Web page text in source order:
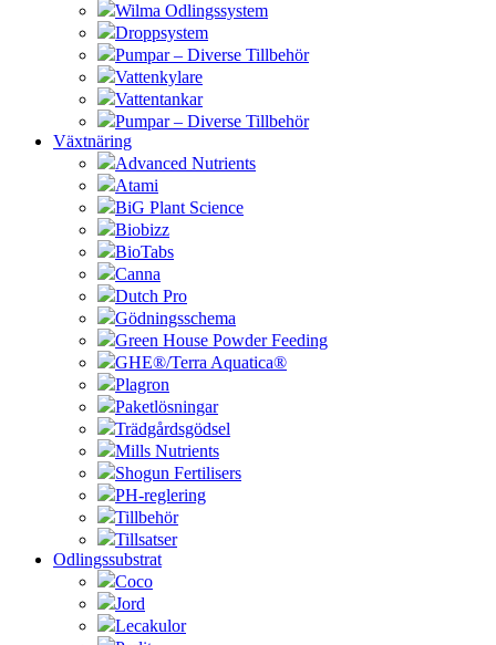
Wilma Odlingssystem
Droppsystem
Pumpar – Diverse Tillbehör
Vattenkylare
Vattentankar
Pumpar – Diverse Tillbehör
Växtnäring
Advanced Nutrients
Atami
BiG Plant Science
Biobizz
BioTabs
Canna
Dutch Pro
Gödningsschema
Green House Powder Feeding
GHE®/Terra Aquatica®
Plagron
Paketlösningar
Trädgårdsgödsel
Mills Nutrients
Shogun Fertilisers
PH-reglering
Tillbehör
Tillsatser
Odlingssubstrat
Coco
Jord
Lecakulor